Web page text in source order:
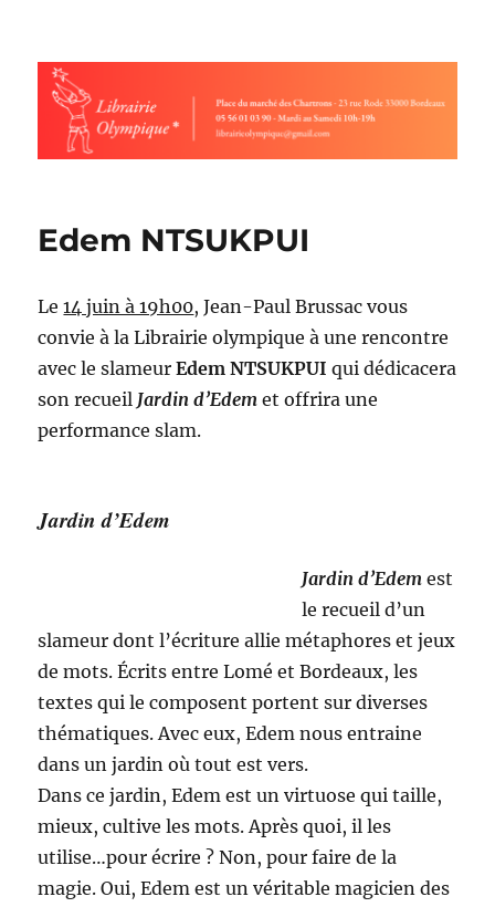
Librairie olympique
Edem NTSUKPUI
Le14 juin à 19h00, Jean-Paul Brussac vous
convie à la Librairie olympique à une rencontre
avec le slameurEdem NTSUKPUI qui dédicacera
son recueil Jardin d’Edem et offrira une
performance slam.
Jardin d’Edem
Jardin d’Edem est
le recueil d’un
slameur dont l’écriture allie métaphores et jeux
de mots. Écrits entre Lomé et Bordeaux, les
textes qui le composent portent sur diverses
thématiques. Avec eux, Edem nous entraine
dans un jardin où tout est vers.
Dans ce jardin, Edem est un virtuose qui taille,
mieux, cultive les mots. Après quoi, il les
utilise…pour écrire ? Non, pour faire de la
magie. Oui, Edem est un véritable magicien des